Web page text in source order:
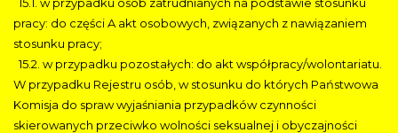
pracy: do części A akt osobowych, związanych z nawiązaniem
stosunku pracy;
15.2. w przypadku pozostałych: do akt współpracy/wolontariatu.
W przypadku Rejestru osób, w stosunku do których Państwowa
Komisja do spraw wyjaśniania przypadków czynności
skierowanych przeciwko wolności seksualnej i obyczajności